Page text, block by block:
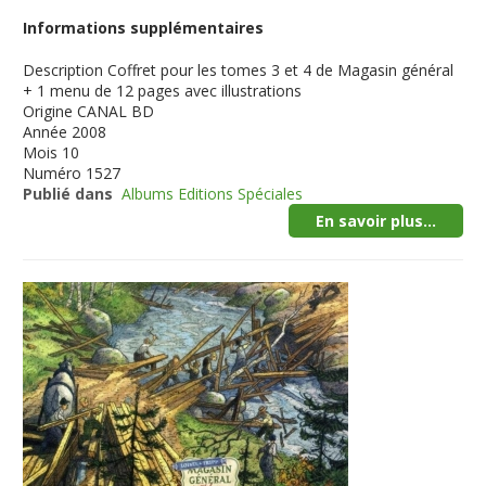
Informations supplémentaires
Description Coffret pour les tomes 3 et 4 de Magasin général
+ 1 menu de 12 pages avec illustrations
Origine CANAL BD
Année 2008
Mois 10
Numéro 1527
Publié dans Albums Editions Spéciales
En savoir plus...